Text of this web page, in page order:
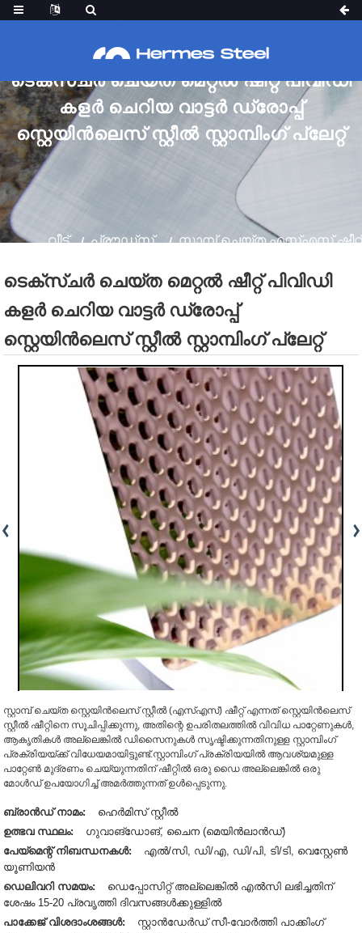
ടെക്സ്ചർ ചെയ്ത മെറ്റൽ ഷീറ്റ് പിവിഡി
കളർ ചെറിയ വാട്ടർ ഡ്രോപ്പ്
സ്റ്റെയിൻലെസ് സ്റ്റീൽ സ്റ്റാമ്പിംഗ് പ്ലേറ്റ്
വീട് പ്രൗഡ്‌സ് സ്റ്റാമ്പ് ചെയ്ത എസ്എസ് ഷീറ്റ്
ടെക്സ്ചർ ചെയ്ത മെറ്റൽ ഷീറ്റ് പിവിഡി
കളർ ചെറിയ വാട്ടർ ഡ്രോപ്പ്
സ്റ്റെയിൻലെസ് സ്റ്റീൽ സ്റ്റാമ്പിംഗ് പ്ലേറ്റ്
സ്റ്റാമ്പ് ചെയ്ത സ്റ്റെയിൻലെസ് സ്റ്റീൽ (എസ്എസ്) ഷീറ്റ് എന്നത് സ്റ്റെയിൻലെസ്
സ്റ്റീൽ ഷീറ്റിനെ സൂചിപ്പിക്കുന്നു, അതിന്റെ ഉപരിതലത്തിൽ വിവിധ പാറ്റേണുകൾ,
ആകൃതികൾ അല്ലെങ്കിൽ ഡിസൈനുകൾ സൃഷ്ടിക്കുന്നതിനുള്ള സ്റ്റാമ്പിംഗ്
പ്രക്രിയയ്ക്ക് വിധേയമായിട്ടുണ്ട്.സ്റ്റാമ്പിംഗ് പ്രക്രിയയിൽ ആവശ്യമുള്ള
പാറ്റേൺ മുദ്രണം ചെയ്യുന്നതിന് ഷീറ്റിൽ ഒരു ഡൈ അല്ലെങ്കിൽ ഒരു
മോൾഡ് ഉപയോഗിച്ച് അമർത്തുന്നത് ഉൾപ്പെടുന്നു.
ബ്രാൻഡ് നാമം:
ഹെർമിസ് സ്റ്റീൽ
ഉത്ഭവ സ്ഥലം:
ഗുവാങ്‌ഡോങ്, ചൈന (മെയിൻലാൻഡ്)
പേയ്‌മെന്റ് നിബന്ധനകൾ:
എൽ/സി, ഡി/എ, ഡി/പി, ടി/ടി, വെസ്റ്റേൺ
യൂണിയൻ
ഡെലിവറി സമയം:
ഡെപ്പോസിറ്റ് അല്ലെങ്കിൽ എൽസി ലഭിച്ചതിന്
ശേഷം 15-20 പ്രവൃത്തി ദിവസങ്ങൾക്കുള്ളിൽ
പാക്കേജ് വിശദാംശങ്ങൾ:
സ്റ്റാൻഡേർഡ് സീ-വോർത്തി പാക്കിംഗ്